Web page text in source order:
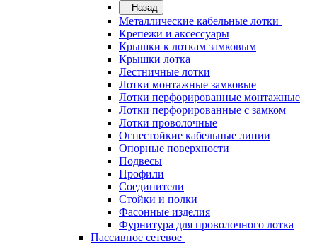
Назад
Металлические кабельные лотки
Крепежи и аксессуары
Крышки к лоткам замковым
Крышки лотка
Лестничные лотки
Лотки монтажные замковые
Лотки перфорированные монтажные
Лотки перфорированные с замком
Лотки проволочные
Огнестойкие кабельные линии
Опорные поверхности
Подвесы
Профили
Соединители
Стойки и полки
Фасонные изделия
Фурнитура для проволочного лотка
Пассивное сетевое